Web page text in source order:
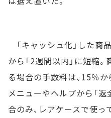
「キャッシュ化」した商
から「2週間以内」に短縮
る場合の手数料は、15％
メニューやヘルプから「返
合のみ、レアケースで使っ